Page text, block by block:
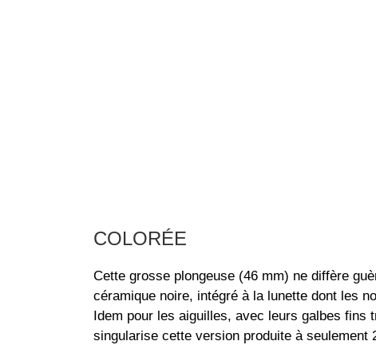
COLORÉE
Cette grosse plongeuse (46 mm) ne diffère
céramique noire, intégré à la lunette dont les
Idem pour les aiguilles, avec leurs galbes fins
singularise cette version produite à